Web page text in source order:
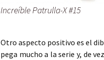
Increíble Patrulla-X #15
Otro aspecto positivo es el
pega mucho a la serie y, de